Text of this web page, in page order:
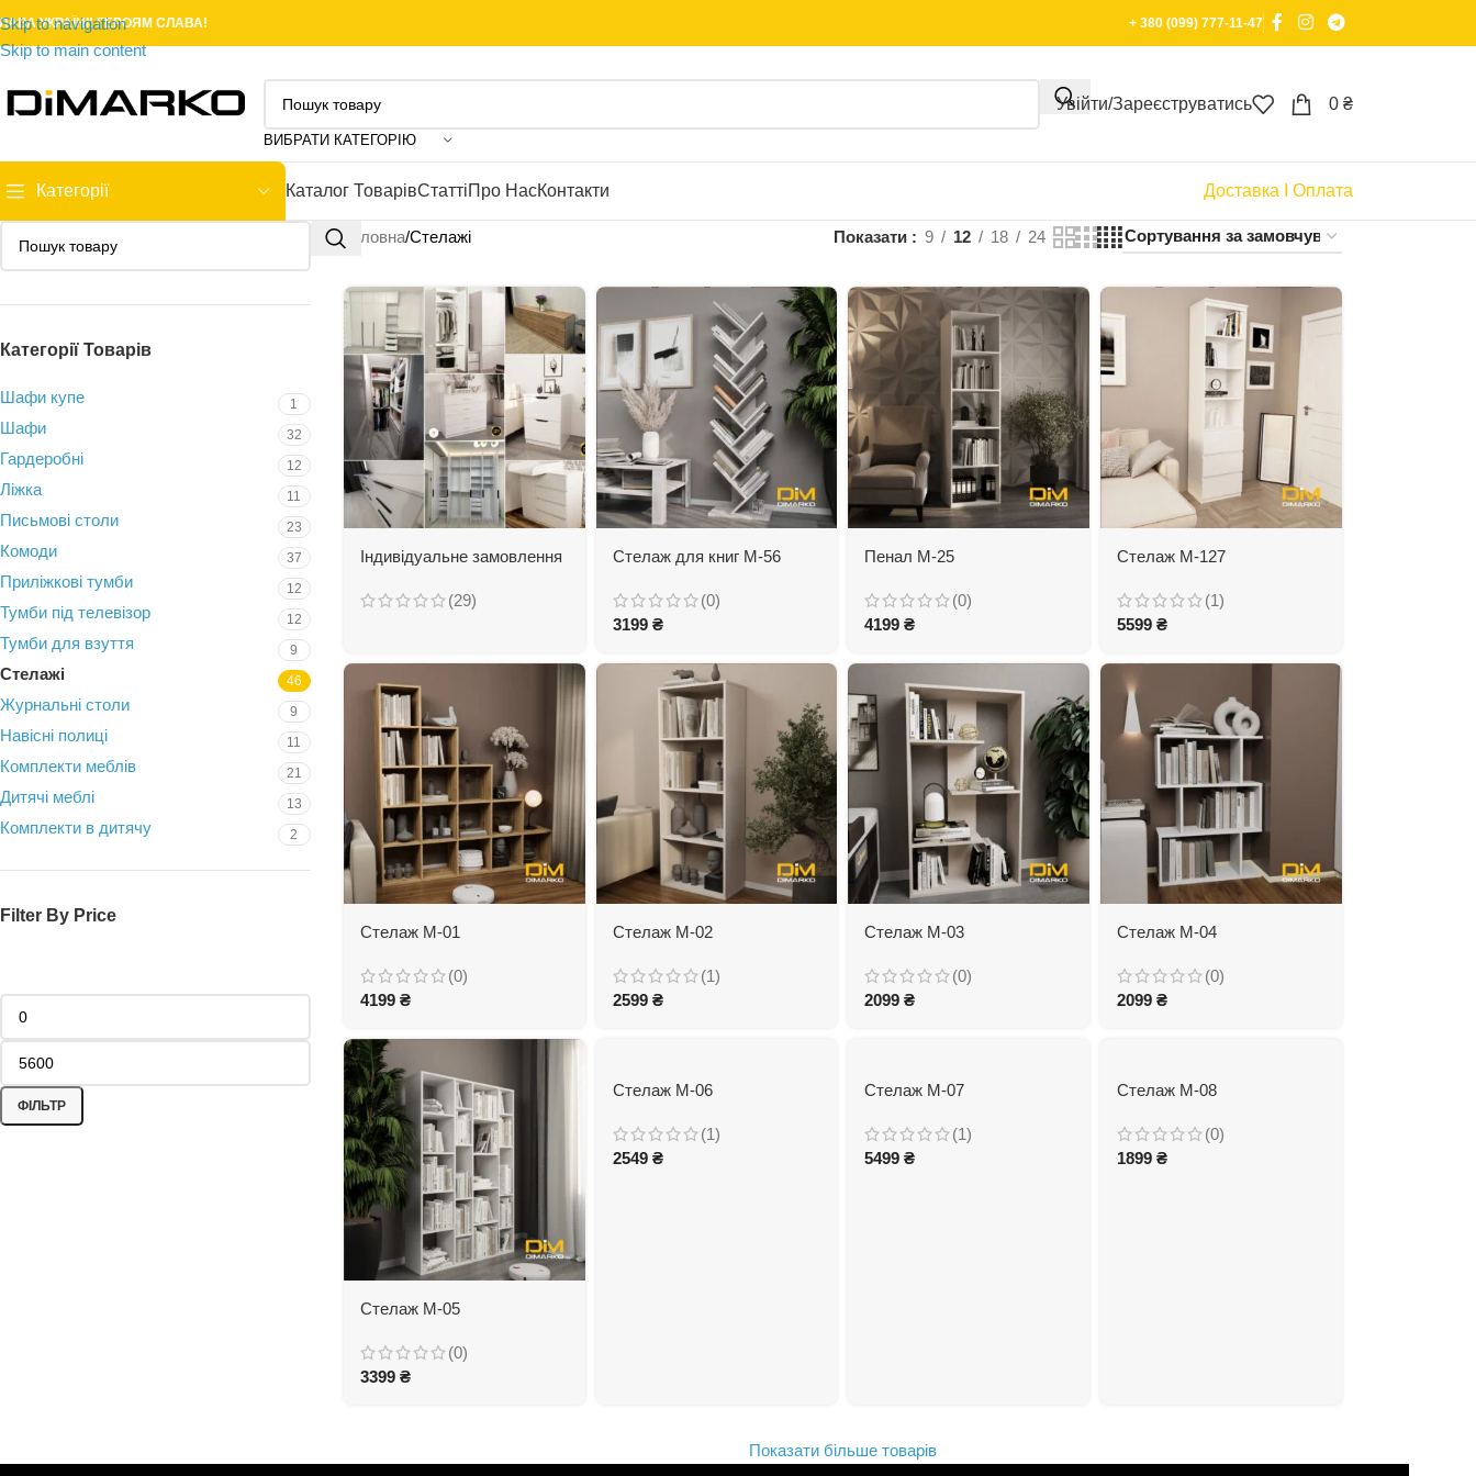
Skip to navigation
Skip to main content
УКРАЇНІ! ГЕРОЯМ СЛАВА! + 380 (099) 777-11-47
ВИБРАТИ КАТЕГОРІЮ
Увійти/Зареєструватись 0 ₴
Категорії Каталог ТоварівСтаттіПро НасКонтакти Доставка І Оплата
Категорії Товарів
Шафи купе 1
Шафи 32
Гардеробні 12
Ліжка 11
Письмові столи 23
Комоди 37
Приліжкові тумби 12
Тумби під телевізор 12
Тумби для взуття 9
Стелажі 46
Журнальні столи 9
Навісні полиці 11
Комплекти меблів 21
Дитячі меблі 13
Комплекти в дитячу 2
Filter By Price
ФІЛЬТР
Головна Стелажі Показати 9 12 18 24
Індивідуальне замовлення
(29)
Стелаж для книг М-56
(0)
3199 ₴
Пенал М-25
(0)
4199₴
Стелаж М-127
(1)
5599₴
Стелаж М-01
(0)
4199 ₴
Стелаж М-02
(1)
2599 ₴
Стелаж М-03
(0)
2099₴
Стелаж М-04
(0)
2099₴
Стелаж М-05
(0)
3399 ₴
Стелаж М-06
(1)
2549 ₴
Стелаж М-07
(1)
5499₴
Стелаж М-08
(0)
1899₴
Показати більше товарів